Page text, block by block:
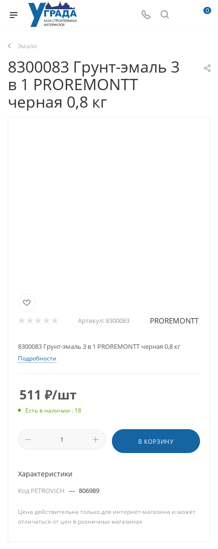
0
Эмали
8300083 Грунт-эмаль 3
в 1 PROREMONTT
черная 0,8 кг
Артикул:8300083 PROREMONTT
8300083 Грунт-эмаль 3 в 1 PROREMONTT черная 0,8 кг
Подробности
511 ₽/шт
Есть в наличии : 18
В КОРЗИНУ
Характеристики
Код PETROVICH — 806989
Цена действительна только для интернет-магазина и может
отличаться от цен в розничных магазинах